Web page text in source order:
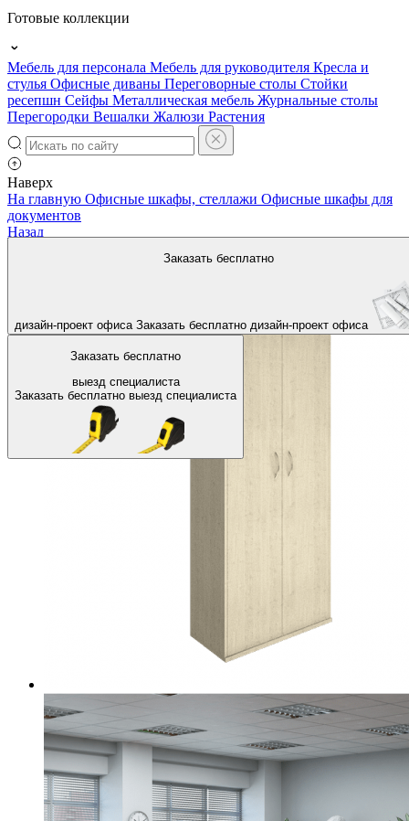
Готовые коллекции
Мебель для персонала Мебель для руководителя Кресла и
стулья Офисные диваны Переговорные столы Стойки
ресепшн Сейфы Металлическая мебель Журнальные столы
Перегородки Вешалки Жалюзи Растения
Наверх
Заказать бесплатно
дизайн-проект офиса Заказать бесплатно дизайн-проект офиса
Заказать бесплатно
выезд специалиста
Заказать бесплатно выезд специалиста
На главную Офисные шкафы, стеллажи Офисные шкафы для
документов
Назад